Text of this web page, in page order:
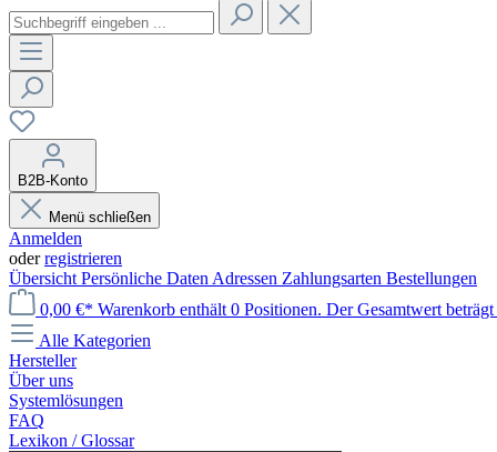
B2B-Konto
Menü schließen
Anmelden
oderregistrieren
Übersicht Persönliche Daten Adressen Zahlungsarten Bestellungen
0,00 €* Warenkorb enthält 0 Positionen. Der Gesamtwert
Alle Kategorien
Hersteller
Über uns
Systemlösungen
FAQ
Lexikon / Glossar